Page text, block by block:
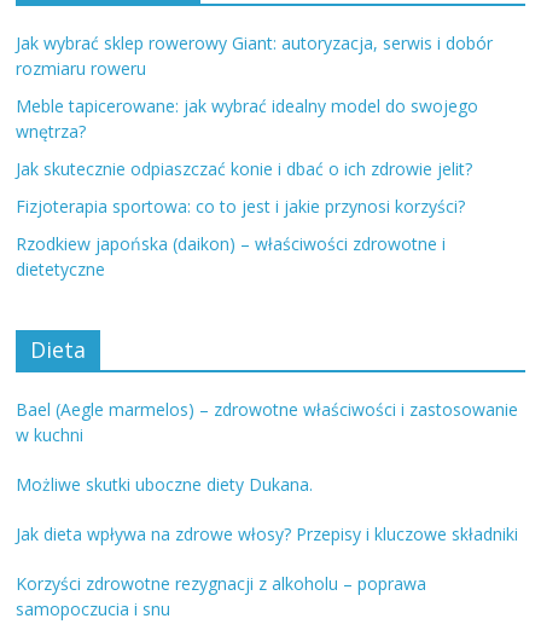
Jak wybrać sklep rowerowy Giant: autoryzacja, serwis i dobór
rozmiaru roweru
Meble tapicerowane: jak wybrać idealny model do swojego
wnętrza?
Jak skutecznie odpiaszczać konie i dbać o ich zdrowie jelit?
Fizjoterapia sportowa: co to jest i jakie przynosi korzyści?
Rzodkiew japońska (daikon) – właściwości zdrowotne i
dietetyczne
Dieta
Bael (Aegle marmelos) – zdrowotne właściwości i zastosowanie
w kuchni
Możliwe skutki uboczne diety Dukana.
Jak dieta wpływa na zdrowe włosy? Przepisy i kluczowe składniki
Korzyści zdrowotne rezygnacji z alkoholu – poprawa
samopoczucia i snu